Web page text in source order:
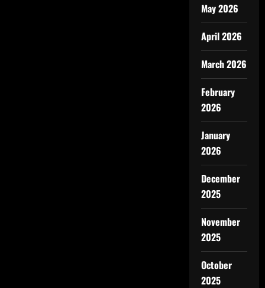
May 2026
April 2026
March 2026
February
2026
January
2026
December
2025
November
2025
October
2025